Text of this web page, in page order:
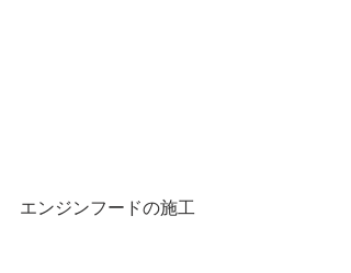
エンジンフードの施工